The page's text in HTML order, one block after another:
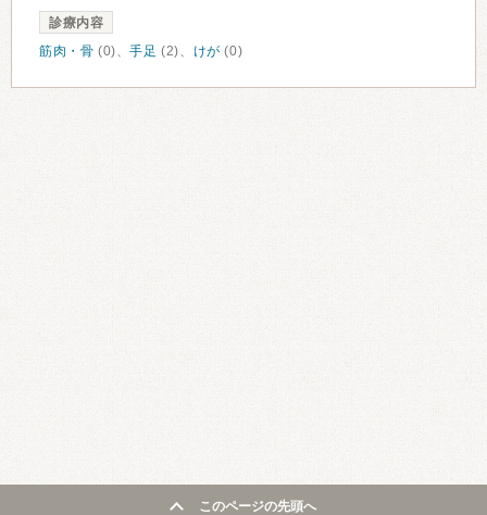
診療内容
筋肉・骨 (0)、手足 (2)、 けが (0)
このページの先頭へ